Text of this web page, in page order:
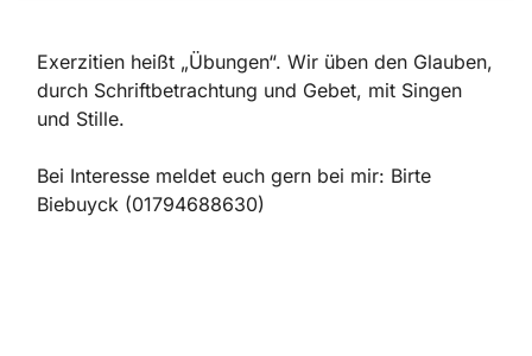
Exerzitien heißt „Übungen“. Wir üben den Glauben,
durch Schriftbetrachtung und Gebet, mit Singen
und Stille.
Bei Interesse meldet euch gern bei mir: Birte
Biebuyck (01794688630)